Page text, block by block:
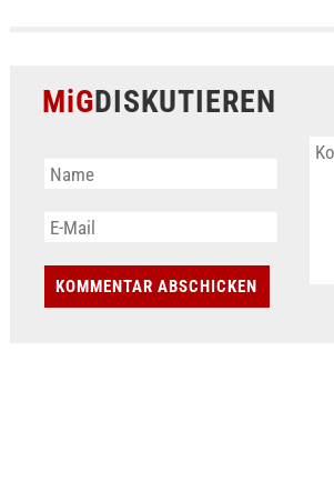
MiGDISKUTIEREN